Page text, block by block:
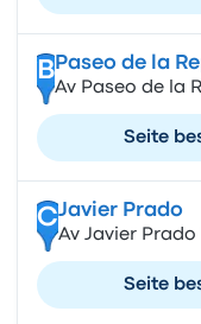
B Paseo de la
Av Paseo de la
Seite
CJavier Prado
Av Javier Prado
Seite